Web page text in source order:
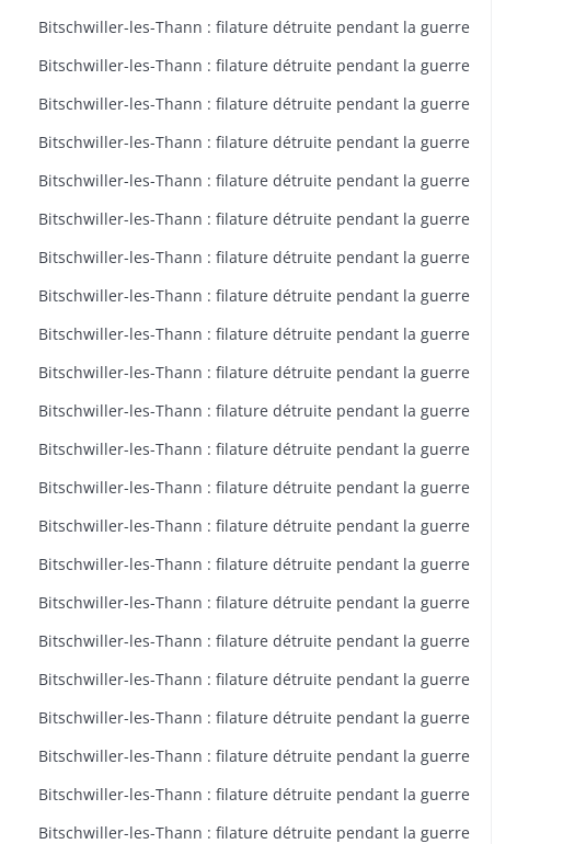
Bitschwiller-les-Thann : filature détruite pendant la guerre
Bitschwiller-les-Thann : filature détruite pendant la guerre
Bitschwiller-les-Thann : filature détruite pendant la guerre
Bitschwiller-les-Thann : filature détruite pendant la guerre
Bitschwiller-les-Thann : filature détruite pendant la guerre
Bitschwiller-les-Thann : filature détruite pendant la guerre
Bitschwiller-les-Thann : filature détruite pendant la guerre
Bitschwiller-les-Thann : filature détruite pendant la guerre
Bitschwiller-les-Thann : filature détruite pendant la guerre
Bitschwiller-les-Thann : filature détruite pendant la guerre
Bitschwiller-les-Thann : filature détruite pendant la guerre
Bitschwiller-les-Thann : filature détruite pendant la guerre
Bitschwiller-les-Thann : filature détruite pendant la guerre
Bitschwiller-les-Thann : filature détruite pendant la guerre
Bitschwiller-les-Thann : filature détruite pendant la guerre
Bitschwiller-les-Thann : filature détruite pendant la guerre
Bitschwiller-les-Thann : filature détruite pendant la guerre
Bitschwiller-les-Thann : filature détruite pendant la guerre
Bitschwiller-les-Thann : filature détruite pendant la guerre
Bitschwiller-les-Thann : filature détruite pendant la guerre
Bitschwiller-les-Thann : filature détruite pendant la guerre
Bitschwiller-les-Thann : filature détruite pendant la guerre